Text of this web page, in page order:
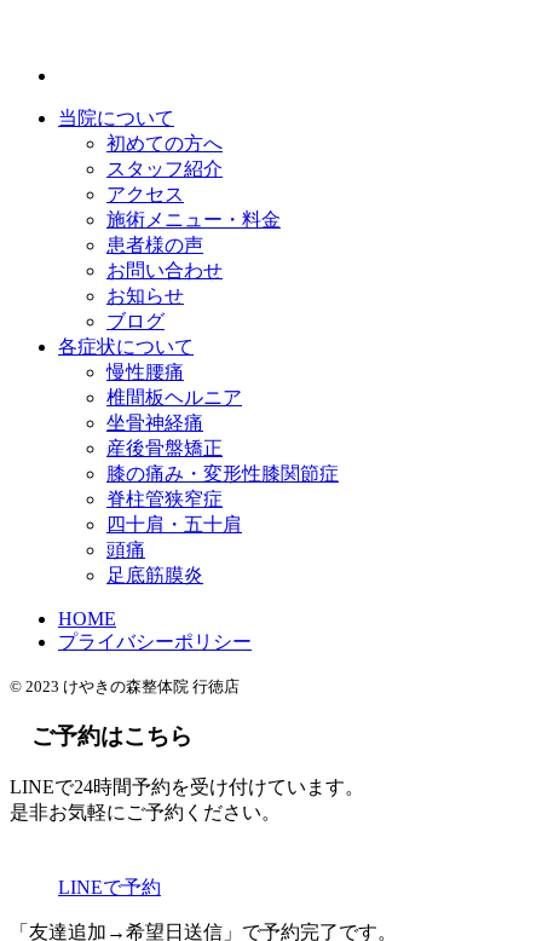
当院について
初めての方へ
スタッフ紹介
アクセス
施術メニュー・料金
患者様の声
お問い合わせ
お知らせ
ブログ
各症状について
慢性腰痛
椎間板ヘルニア
坐骨神経痛
産後骨盤矯正
膝の痛み・変形性膝関節症
脊柱管狭窄症
四十肩・五十肩
頭痛
足底筋膜炎
HOME
プライバシーポリシー
© 2023 けやきの森整体院 行徳店
ご予約はこちら
LINEで24時間予約を受け付けています。
是非お気軽にご予約ください。
LINEで予約
「友達追加→希望日送信」で予約完了です。